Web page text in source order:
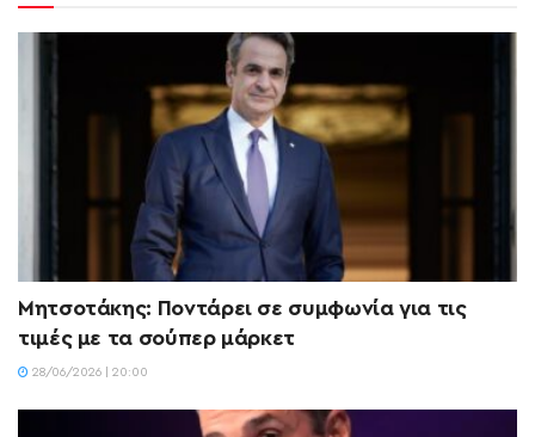
Μητσοτάκης: Ποντάρει σε συμφωνία για τις
τιμές με τα σούπερ μάρκετ
28/06/2026 | 20:00